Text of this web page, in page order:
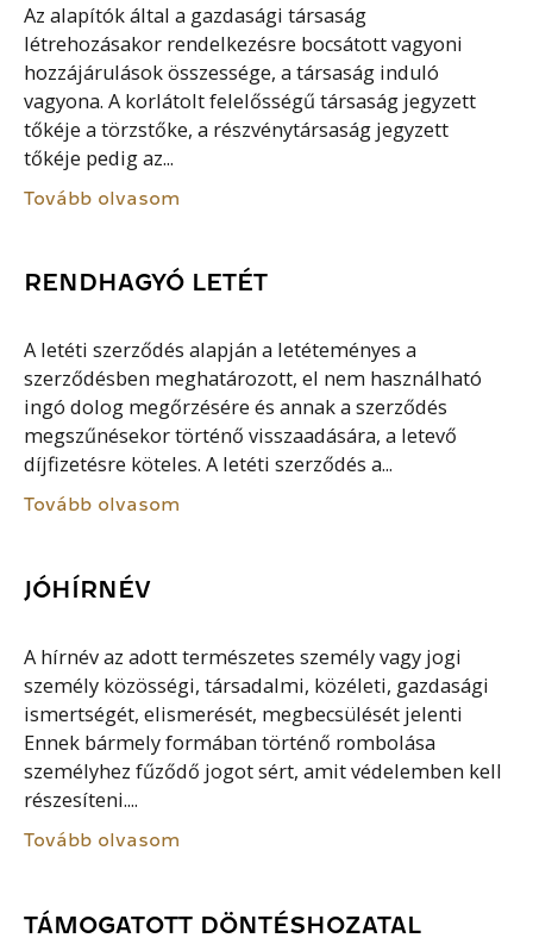
Az alapítók által a gazdasági társaság
létrehozásakor rendelkezésre bocsátott vagyoni
hozzájárulások összessége, a társaság induló
vagyona. A korlátolt felelősségű társaság jegyzett
tőkéje a törzstőke, a részvénytársaság jegyzett
tőkéje pedig az...
Tovább olvasom
RENDHAGYÓ LETÉT
A letéti szerződés alapján a letéteményes a
szerződésben meghatározott, el nem használható
ingó dolog megőrzésére és annak a szerződés
megszűnésekor történő visszaadására, a letevő
díjfizetésre köteles. A letéti szerződés a...
Tovább olvasom
JÓHÍRNÉV
A hírnév az adott természetes személy vagy jogi
személy közösségi, társadalmi, közéleti, gazdasági
ismertségét, elismerését, megbecsülését jelenti
Ennek bármely formában történő rombolása
személyhez fűződő jogot sért, amit védelemben kell
részesíteni....
Tovább olvasom
TÁMOGATOTT DÖNTÉSHOZATAL